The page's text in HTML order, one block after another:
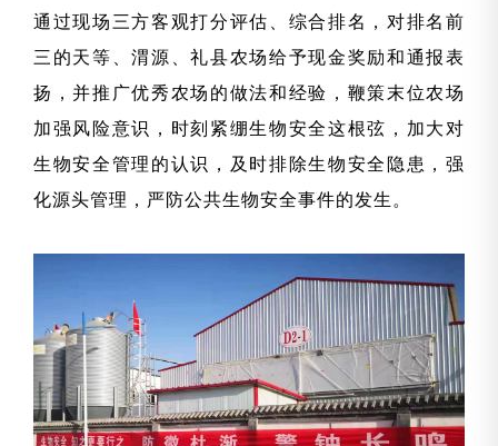
通过现场三方客观打分评估、综合排名，对排名前
三的天等、渭源、礼县农场给予现金奖励和通报表
扬，并推广优秀农场的做法和经验，鞭策末位农场
加强风险意识，时刻紧绷生物安全这根弦，加大对
生物安全管理的认识，及时排除生物安全隐患，强
化源头管理，严防公共生物安全事件的发生。